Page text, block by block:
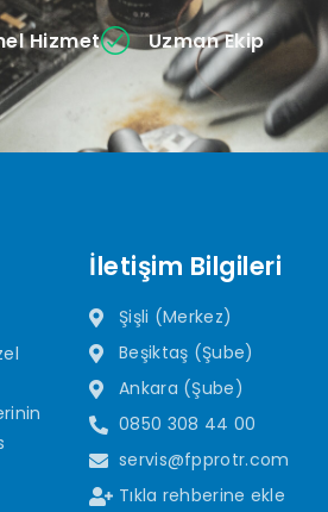
Hizmet Uzman Ekip
İletişim Bilgileri
Şişli (Merkez)
Beşiktaş (Şube)
Ankara (Şube)
0850 308 44 00
servis@fpprotr.com
Tıkla rehberine ekle